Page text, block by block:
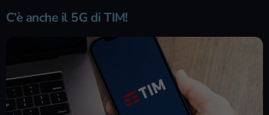
C’è anche il 5G di TIM!